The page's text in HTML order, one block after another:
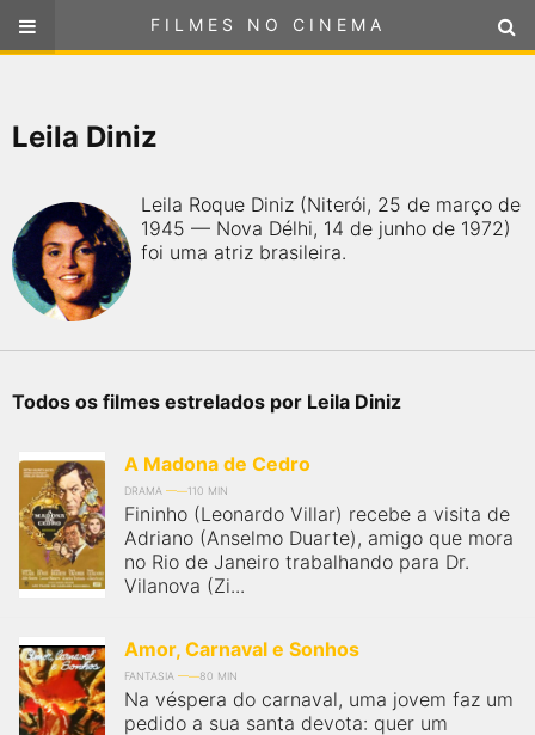
FILMES NO CINEMA
Leila Diniz
Leila Roque Diniz (Niterói, 25 de março de
1945 — Nova Délhi, 14 de junho de 1972)
foi uma atriz brasileira.
Todos os filmes estrelados por Leila Diniz
A Madona de Cedro
DRAMA 110 MIN
Fininho (Leonardo Villar) recebe a visita de
Adriano (Anselmo Duarte), amigo que mora
no Rio de Janeiro trabalhando para Dr.
Vilanova (Zi...
Amor, Carnaval e Sonhos
FANTASIA 80 MIN
Na véspera do carnaval, uma jovem faz um
pedido a sua santa devota: quer um
FILMES NO CINEMA
PRÓXIMOS LANÇAMENTOS
GÊNEROS
NOTÍCIAS
PÁGINA INICIAL
FilmesNoCinema.com.bré o maior localizador de filmes e
sessões de cinema no Brasil. Através dele, você pode
encontrar os filmes no cinema mais próximos a você ou a
qualquer cidade em território brasileiro. Você pode também
acessar informações sobre cinemas, horários, assistir aos
trailers e muito mais.